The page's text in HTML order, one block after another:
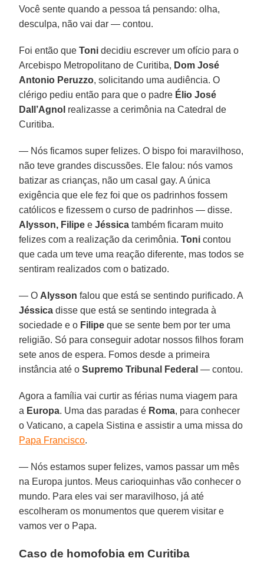
Você sente quando a pessoa tá pensando: olha,
desculpa, não vai dar — contou.
Foi então queToni decidiu escrever um ofício para o
Arcebispo Metropolitano de Curitiba, Dom José
Antonio Peruzzo, solicitando uma audiência. O
clérigo pediu então para que o padre Élio José
Dall’Agnol realizasse a cerimônia na Catedral de
Curitiba.
— Nós ficamos super felizes. O bispo foi maravilhoso,
não teve grandes discussões. Ele falou: nós vamos
batizar as crianças, não um casal gay. A única
exigência que ele fez foi que os padrinhos fossem
católicos e fizessem o curso de padrinhos — disse.
Alysson, Filipe eJéssica também ficaram muito
felizes com a realização da cerimônia.Toni contou
que cada um teve uma reação diferente, mas todos se
sentiram realizados com o batizado.
— O Alysson falou que está se sentindo purificado. A
Jéssica disse que está se sentindo integrada à
sociedade e o Filipe que se sente bem por ter uma
religião. Só para conseguir adotar nossos filhos foram
sete anos de espera. Fomos desde a primeira
instância até o Supremo Tribunal Federal — contou.
Agora a família vai curtir as férias numa viagem para
a Europa. Uma das paradas é Roma, para conhecer
o Vaticano, a capela Sistina e assistir a uma missa do
Papa Francisco.
— Nós estamos super felizes, vamos passar um mês
na Europa juntos. Meus carioquinhas vão conhecer o
mundo. Para eles vai ser maravilhoso, já até
escolheram os monumentos que querem visitar e
vamos ver o Papa.
Caso de homofobia em Curitiba